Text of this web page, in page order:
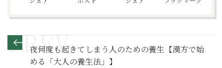
夜何度も起きてしまう人のための養生【漢方で始
める「大人の養生法」】